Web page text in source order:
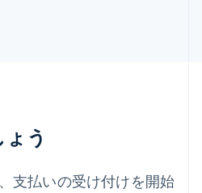
う
支払いの受け付けを開始